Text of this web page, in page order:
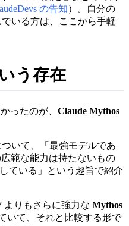
の告知）。自分の
いる方は、ここから手軽
う存在
ったのが、 Claude Mythos
いて、「最強モデルであ
広範な能力は持たないもの
ている」という趣旨で紹介
よりもさらに強力な Mythos
いて、それと比較する形で